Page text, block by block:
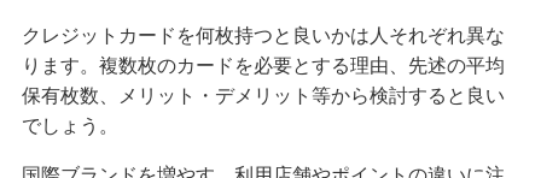
クレジットカードを何枚持つと良いかは人それぞれ異な
ります。複数枚のカードを必要とする理由、先述の平均
保有枚数、メリット・デメリット等から検討すると良い
でしょう。